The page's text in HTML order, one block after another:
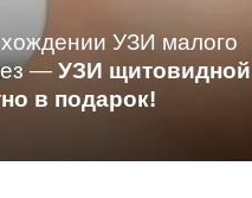
УЗИ малого
— УЗИ щитовидной
в подарок!